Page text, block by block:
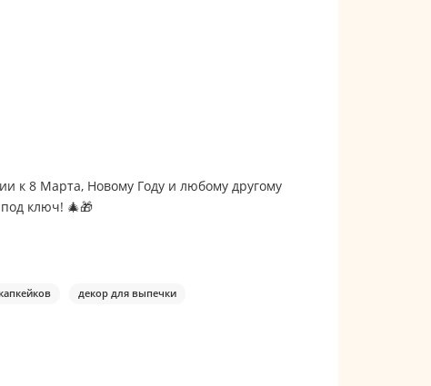
к 8 Марта, Новому Году и любому другому
ключ! 🎄🎁
декор для выпечки